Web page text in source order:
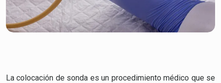
La colocación de sonda es un procedimiento médico que se